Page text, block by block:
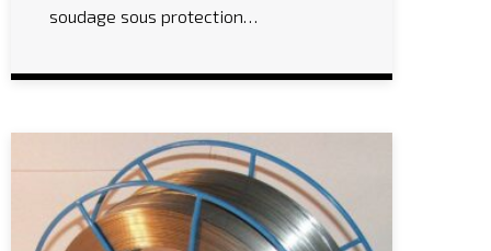
soudage sous protection…